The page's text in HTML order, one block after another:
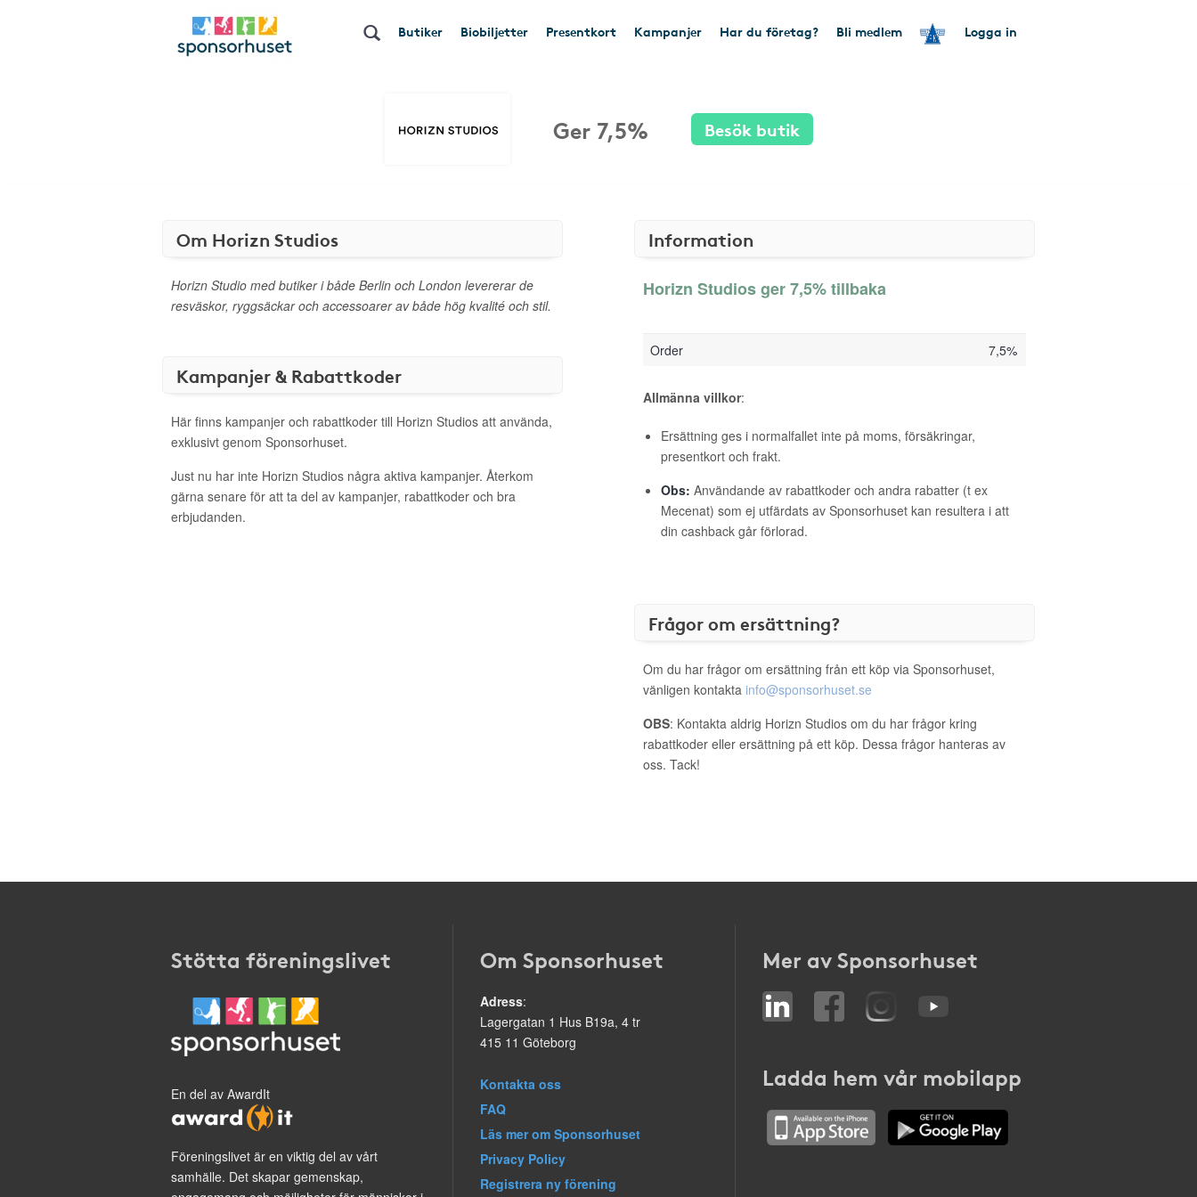
Butiker Biobiljetter Presentkort Kampanjer Har du företag? Bli medlem Logga in
Ger 7,5% Besök butik
Om Horizn Studios
Horizn Studio med butiker i både Berlin och London levererar de
resväskor, ryggsäckar och accessoarer av både hög kvalité och stil.
Kampanjer & Rabattkoder
Här finns kampanjer och rabattkoder till Horizn Studios att använda,
exklusivt genom Sponsorhuset.
Just nu har inte Horizn Studios några aktiva kampanjer. Återkom
gärna senare för att ta del av kampanjer, rabattkoder och bra
erbjudanden.
Information
Horizn Studios ger 7,5% tillbaka
Order 7,5%
Allmänna villkor:
Ersättning ges i normalfallet inte på moms, försäkringar,
presentkort och frakt.
Obs: Användande av rabattkoder och andra rabatter (t ex
Mecenat) som ej utfärdats av Sponsorhuset kan resultera i att
din cashback går förlorad.
Frågor om ersättning?
Om du har frågor om ersättning från ett köp via Sponsorhuset,
vänligen kontakta info@sponsorhuset.se
OBS: Kontakta aldrig Horizn Studios om du har frågor kring
rabattkoder eller ersättning på ett köp. Dessa frågor hanteras av
oss. Tack!
Stötta föreningslivet
En del av AwardIt
Föreningslivet är en viktig del av vårt
samhälle. Det skapar gemenskap,
Om Sponsorhuset
Adress:
Lagergatan 1 Hus B19a, 4 tr
415 11 Göteborg
Kontakta oss
FAQ
Läs mer om Sponsorhuset
Privacy Policy
Registrera ny förening
Mer av Sponsorhuset
Ladda hem vår mobilapp